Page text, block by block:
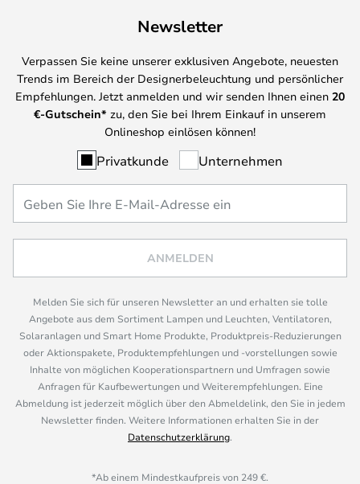
Newsletter
Verpassen Sie keine unserer exklusiven Angebote, neuesten
Trends im Bereich der Designerbeleuchtung und persönlicher
Empfehlungen. Jetzt anmelden und wir senden Ihnen einen 20
€-Gutschein* zu, den Sie bei Ihrem Einkauf in unserem
Onlineshop einlösen können!
Privatkunde Unternehmen
ANMELDEN
Melden Sie sich für unseren Newsletter an und erhalten sie tolle
Angebote aus dem Sortiment Lampen und Leuchten, Ventilatoren,
Solaranlagen und Smart Home Produkte, Produktpreis-Reduzierungen
oder Aktionspakete, Produktempfehlungen und -vorstellungen sowie
Inhalte von möglichen Kooperationspartnern und Umfragen sowie
Anfragen für Kaufbewertungen und Weiterempfehlungen. Eine
Abmeldung ist jederzeit möglich über den Abmeldelink, den Sie in jedem
Newsletter finden. Weitere Informationen erhalten Sie in der
Datenschutzerklärung.
*Ab einem Mindestkaufpreis von 249 €.